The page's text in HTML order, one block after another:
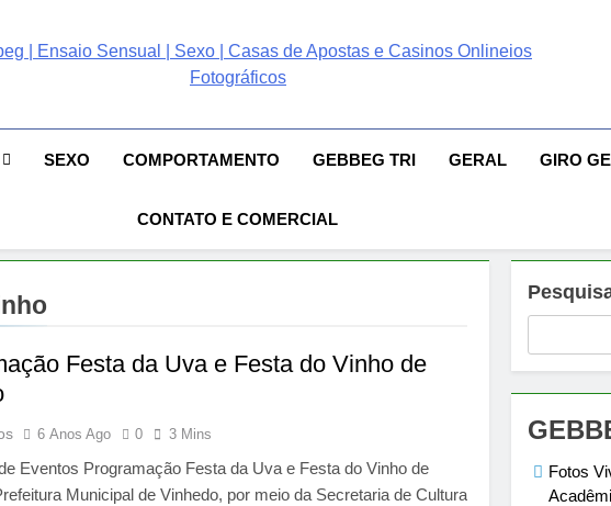
| Ensaio Sensual |
E Casinos Onlineios
People! Musas Brasileiras Sexy Gebbeg People! Musas Brasileiras
SEXO COMPORTAMENTO GEBBEG TRI GERAL GIRO
CONTATO E COMERCIAL
Festa da Uva e Festa do Vinho de
6 Anos Ago 0 3 Mins
Eventos Programação Festa da Uva e Festa do Vinho de
Municipal de Vinhedo, por meio da Secretaria de Cultura
Fotos